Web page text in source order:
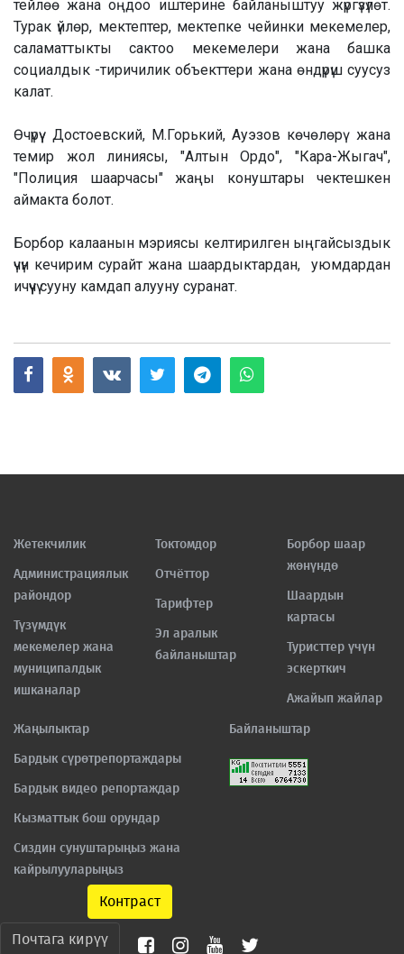
тейлөө жана оңдоо иштерине байланыштуу жүргүзүлөт.
Турак үйлөр, мектептер, мектепке чейинки мекемелер,
саламаттыкты сактоо мекемелери жана башка
социалдык -тиричилик объекттери жана өндүрүш суусуз
калат.
Өчүрүү Достоевский, М.Горький, Ауэзов көчөлөрү жана
темир жол линиясы, "Алтын Ордо", "Кара-Жыгач",
"Полиция шаарчасы" жаңы конуштары чектешкен
аймакта болот.
Борбор калаанын мэриясы келтирилген ыңгайсыздык
үчүн кечирим сурайт жана шаардыктардан, уюмдардан
ичүүчү сууну камдап алууну суранат.
Жетекчилик
Администрациялык
райондор
Түзүмдүк
мекемелер жана
муниципалдык
ишканалар
Токтомдор
Отчёттор
Тарифтер
Эл аралык
байланыштар
Борбор шаар
жөнүндө
Шаардын
картасы
Туристтер үчүн
эскерткич
Ажайып жайлар
Жаңылыктар
Бардык сүрөтрепортаждары
Бардык видео репортаждар
Кызматтык бош орундар
Сиздин сунуштарыңыз жана
кайрылууларыңыз
Байланыштар
Контраст
Почтага кирүү